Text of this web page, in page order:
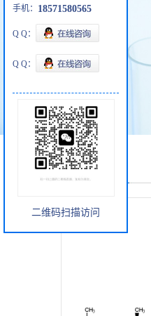
产品展厅
手机： 18571580565
Q Q：
Q Q：
二维码扫描访问